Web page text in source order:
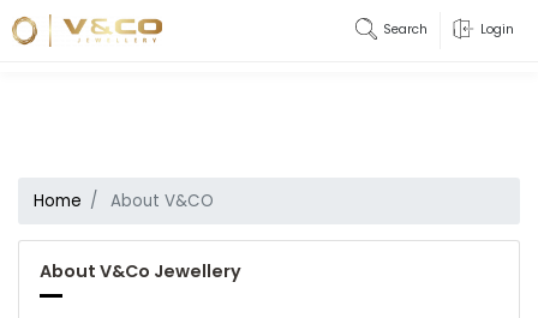
Search Login
Home About V&CO
About V&Co Jewellery